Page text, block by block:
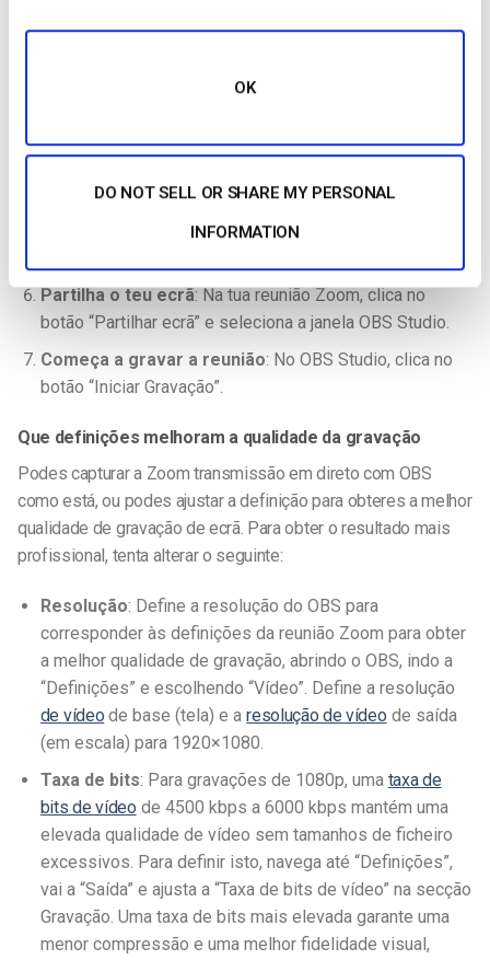
OK
DO NOT SELL OR SHARE MY PERSONAL
INFORMATION
qualidade pretendida e o espaço de armazenamento
disponível.
Inicia uma chamada Zoom: Abre a aplicação Zoom e
Partilha o teu ecrã: Na tua reunião Zoom, clica no
botão “Partilhar ecrã” e seleciona a janela OBS Studio.
Começa a gravar a reunião: No OBS Studio, clica no
botão “Iniciar Gravação”.
Que definições melhoram a qualidade da gravação
Podes capturar a Zoom transmissão em direto com OBS
como está, ou podes ajustar a definição para obteres a melhor
qualidade de gravação de ecrã. Para obter o resultado mais
profissional, tenta alterar o seguinte:
Resolução: Define a resolução do OBS para
corresponder às definições da reunião Zoom para obter
a melhor qualidade de gravação, abrindo o OBS, indo a
“Definições” e escolhendo “Vídeo”. Define a resolução
de vídeo de base (tela) e aresolução de vídeo de saída
(em escala) para 1920×1080.
Taxa de bits: Para gravações de 1080p, uma taxa de
bits de vídeo de 4500 kbps a 6000 kbps mantém uma
elevada qualidade de vídeo sem tamanhos de ficheiro
excessivos. Para definir isto, navega até “Definições”,
vai a “Saída” e ajusta a “Taxa de bits de vídeo” na secção
Gravação. Uma taxa de bits mais elevada garante uma
menor compressão e uma melhor fidelidade visual,